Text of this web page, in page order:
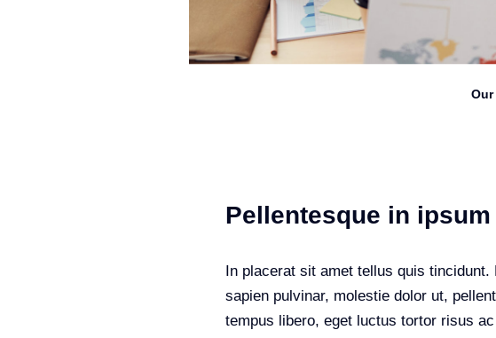
Pellentesque in
In placerat sit amet tellus quis
sapien pulvinar, molestie dolor ut,
tempus libero, eget luctus tortor risus